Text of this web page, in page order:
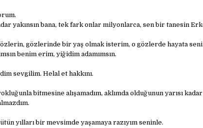
yakınsın bana, tek fark onlar milyonlarca, sen bir tanesin
gözlerinde bir yaş olmak isterim, o gözlerde hayata
benim erim, yiğidim adamımsın.
sevgilim. Helal et hakkını.
bitmesine alışamadım, aklımda olduğunun yarısı kadar
yılları bir mevsimde yaşamaya razıyım seninle.